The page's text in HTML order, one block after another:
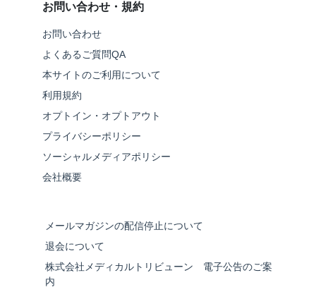
お問い合わせ・規約
お問い合わせ
よくあるご質問QA
本サイトのご利用について
利用規約
オプトイン・オプトアウト
プライバシーポリシー
ソーシャルメディアポリシー
会社概要
メールマガジンの配信停止について
退会について
株式会社メディカルトリビューン 電子公告のご案
内